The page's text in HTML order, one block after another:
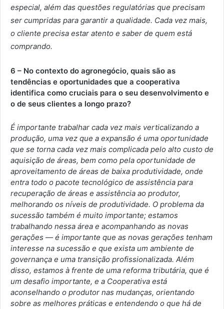
especial, além das questões regulatórias que precisam
ser cumpridas para garantir a qualidade. Cada vez mais,
o cliente precisa estar atento e saber de quem está
comprando.
6 – No contexto do agronegócio, quais são as
tendências e oportunidades que a cooperativa
identifica como cruciais para o seu desenvolvimento e
o de seus clientes a longo prazo?
É importante trabalhar cada vez mais verticalizando a
produção, uma vez que a expansão é uma oportunidade
que se torna cada vez mais complicada pelo alto custo de
aquisição de áreas, bem como pela oportunidade de
aproveitamento de áreas de baixa produtividade, onde
entra todo o pacote tecnológico de assistência para
recuperação de áreas e assistência ao produtor,
melhorando os níveis de produtividade. O problema da
sucessão também é muito importante; estamos
trabalhando nessa área e acompanhando as novas
gerações — é importante que as novas gerações tenham
interesse na sucessão e que exista um ambiente de
governança e uma transição profissionalizada. Além
disso, estamos à frente de uma reforma tributária, que é
um desafio importante, e a Cooperativa está
aconselhando o produtor nas mudanças, orientando
sobre as melhores práticas e entendendo o que há de